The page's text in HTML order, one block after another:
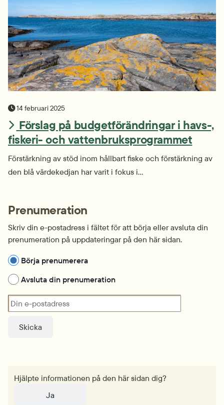
publiceringsdatum
14 februari 2025
Förslag på budgetförändringar i havs-,
fiskeri- och vattenbruks­programmet
Förstärkning av stöd inom hållbart fiske och förstärkning av
den blå värdekedjan har varit i fokus i...
Prenumeration
Skriv din e-postadress i fältet för att börja eller avsluta din
prenumeration på uppdateringar på den här sidan.
Hantera prenumeration
Börja prenumerera
Avsluta din prenumeration
Din e-postadress
Hjälpte informationen på den här sidan dig?
Ja